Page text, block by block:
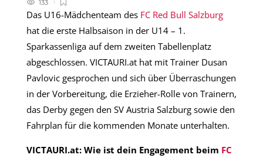
133
Das U16-Mädchenteam des FC Red Bull Salzburg
hat die erste Halbsaison in der U14 – 1.
Sparkassenliga auf dem zweiten Tabellenplatz
abgeschlossen. VICTAURI.at hat mit Trainer Dusan
Pavlovic gesprochen und sich über Überraschungen
in der Vorbereitung, die Erzieher-Rolle von Trainern,
das Derby gegen den SV Austria Salzburg sowie den
Fahrplan für die kommenden Monate unterhalten.
VICTAURI.at: Wie ist dein Engagement beim FC